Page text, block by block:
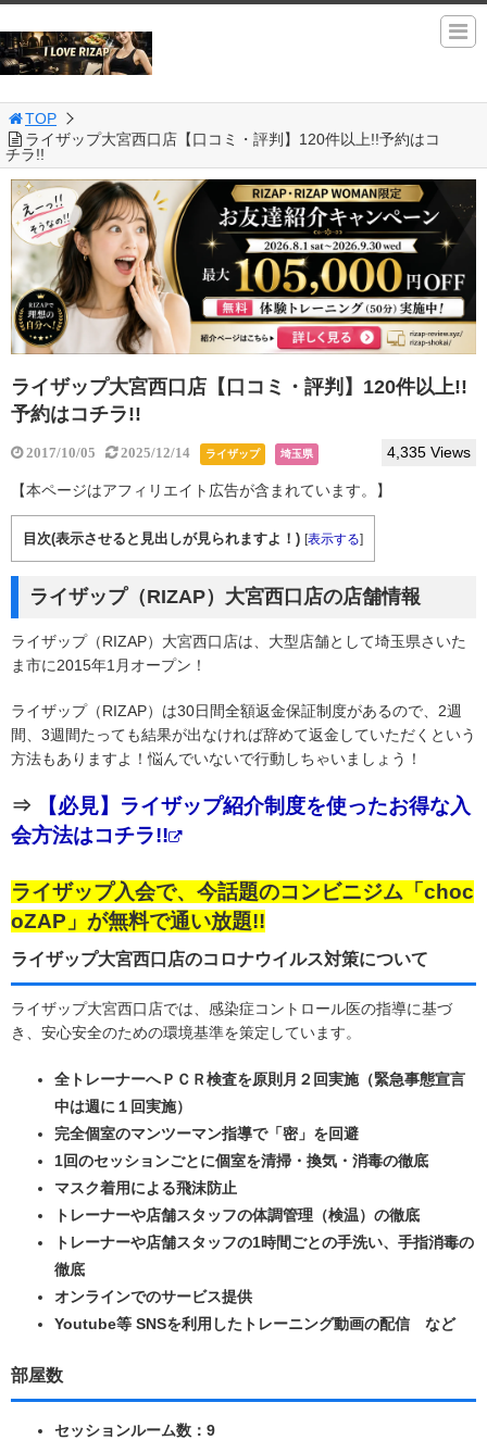
TOP
ライザップ大宮西口店【口コミ・評判】120件以上!!予約はコ
チラ!!
ライザップ大宮西口店【口コミ・評判】120件以上!!
予約はコチラ!!
2017/10/05 2025/12/14 ライザップ 埼玉県 4,335 Views
【本ページはアフィリエイト広告が含まれています。】
目次(表示させると見出しが見られますよ！) [表示する]
ライザップ（RIZAP）大宮西口店の店舗情報
ライザップ（RIZAP）大宮西口店は、大型店舗として埼玉県さいた
ま市に2015年1月オープン！
ライザップ（RIZAP）は30日間全額返金保証制度があるので、2週
間、3週間たっても結果が出なければ辞めて返金していただくという
方法もありますよ！悩んでいないで行動しちゃいましょう！
⇒
【必見】ライザップ紹介制度を使ったお得な入
会方法はコチラ!!
ライザップ入会で、今話題のコンビニジム「choc
oZAP」が無料で通い放題!!
ライザップ大宮西口店のコロナウイルス対策について
ライザップ大宮西口店では、感染症コントロール医の指導に基づ
き、安心安全のための環境基準を策定しています。
全トレーナーへＰＣＲ検査を原則月２回実施（緊急事態宣言
中は週に１回実施）
完全個室のマンツーマン指導で「密」を回避
1回のセッションごとに個室を清掃・換気・消毒の徹底
マスク着用による飛沫防止
トレーナーや店舗スタッフの体調管理（検温）の徹底
トレーナーや店舗スタッフの1時間ごとの手洗い、手指消毒の
徹底
オンラインでのサービス提供
Youtube等 SNSを利用したトレーニング動画の配信 など
部屋数
セッションルーム数：9